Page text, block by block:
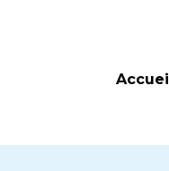
Accueil